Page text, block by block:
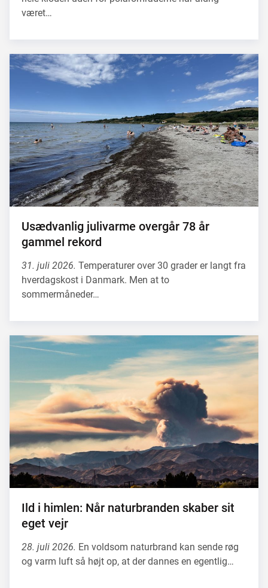
været…
Usædvanlig julivarme overgår 78 år
gammel rekord
31. juli 2026. Temperaturer over 30 grader er langt fra
hverdagskost i Danmark. Men at to
sommermåneder…
Ild i himlen: Når naturbranden skaber sit
eget vejr
28. juli 2026. En voldsom naturbrand kan sende røg
og varm luft så højt op, at der dannes en egentlig…